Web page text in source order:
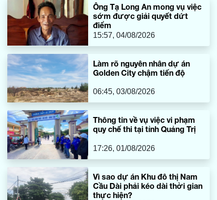
Ông Tạ Long An mong vụ việc
sớm được giải quyết dứt
điểm
15:57, 04/08/2026
Làm rõ nguyên nhân dự án
Golden City chậm tiến độ
06:45, 03/08/2026
Thông tin về vụ việc vi phạm
quy chế thi tại tỉnh Quảng Trị
17:26, 01/08/2026
Vì sao dự án Khu đô thị Nam
Cầu Dài phải kéo dài thời gian
thực hiện?